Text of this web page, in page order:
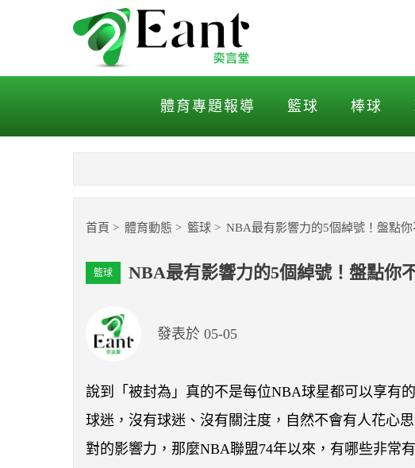
NBA最有影響力的5個綽號！盤
體育專題報導 籃球 棒球
首頁 體育動態 籃球 NBA最有影響力的5個綽號！盤點
籃球 NBA最有影響力的5個綽號！盤點你
發表於 05-05
說到「被封為」真的不是每位NBA球星都可以享有
球迷，沒有球迷、沒有關注度，自然不會有人花心
對的影響力，那麼NBA聯盟74年以來，有哪些非常